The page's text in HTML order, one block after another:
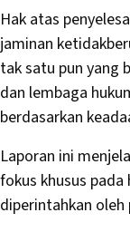
Hak atas
jaminan
tak satu pun yang
dan lembaga
berdasarkan
Laporan ini
fokus khusus
diperintahkan